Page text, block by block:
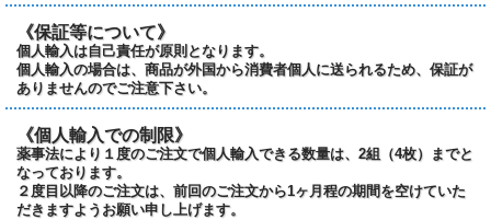
《保証等について》
個人輸入は自己責任が原則となります。
個人輸入の場合は、商品が外国から消費者個人に送られるため、保証が
ありませんのでご注意下さい。
《個人輸入での制限》
薬事法により１度のご注文で個人輸入できる数量は、2組（4枚）までと
なっております。
２度目以降のご注文は、前回のご注文から1ヶ月程の期間を空けていた
だきますようお願い申し上げます。